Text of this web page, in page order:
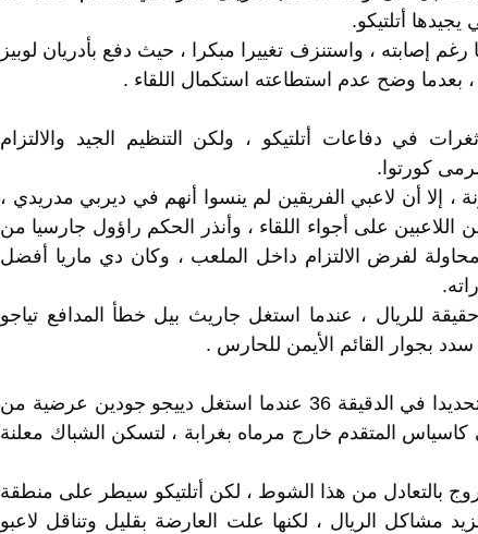
أتلتيكو.
إصابته ، واستنزف تغييرا مبكرا ، حيث دفع بأدريان لوبيز
بعدما وضح عدم استطاعته استكمال اللقاء .
في دفاعات أتلتيكو ، ولكن التنظيم الجيد والالتزام
كورتوا.
، إلا أن لاعبي الفريقين لم ينسوا أنهم في ديربي مدريدي ،
اللاعبين على أجواء اللقاء ، وأنذر الحكم راؤول جارسيا من
لفرض الالتزام داخل الملعب ، وكان دي ماريا أفضل
أول خطورة حقيقة للريال ، عندما استغل جاريث بيل خطأ المدافع تياجو
بجوار القائم الأيمن للحارس .
وجاء رد الروخيبلانكوس سريعا ، وتحديدا في الدقيقة 36 عندما استغل دييجو جودين عرضية من
كاسياس المتقدم خارج مرماه بغرابة ، لتسكن الشباك معلنة
بالتعادل من هذا الشوط ، لكن أتلتيكو سيطر على منطقة
مشاكل الريال ، لكنها علت العارضة بقليل وتناقل لاعبو